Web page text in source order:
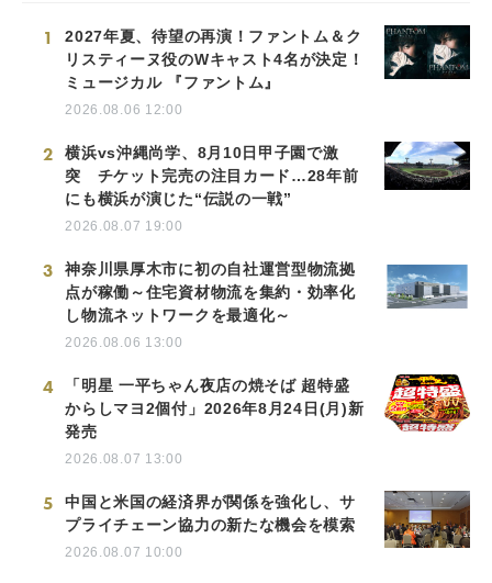
1
2027年夏、待望の再演！ファントム＆ク
リスティーヌ役のWキャスト4名が決定！
ミュージカル 『ファントム』
2026.08.06 12:00
2
横浜vs沖縄尚学、8月10日甲子園で激
突 チケット完売の注目カード…28年前
にも横浜が演じた“伝説の一戦”
2026.08.07 19:00
3
神奈川県厚木市に初の自社運営型物流拠
点が稼働～住宅資材物流を集約・効率化
し物流ネットワークを最適化～
2026.08.06 13:00
4
「明星 一平ちゃん夜店の焼そば 超特盛
からしマヨ2個付」2026年8月24日(月)新
発売
2026.08.07 13:00
5
中国と米国の経済界が関係を強化し、サ
プライチェーン協力の新たな機会を模索
2026.08.07 10:00